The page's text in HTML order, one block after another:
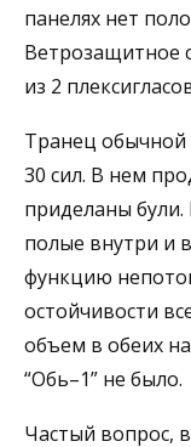
панелях нет
Ветрозащитное
из 2
Транец
30 сил. В нем
приделаны
полые внутри и
функцию
остойчивости
объем в обеих
“Обь–1” не было.
Частый вопрос,